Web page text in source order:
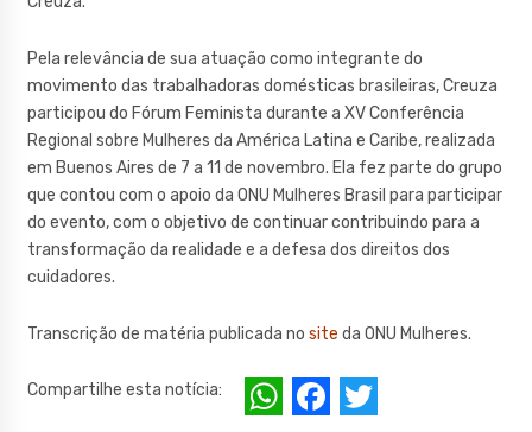
Pela relevância de sua atuação como integrante do
movimento das trabalhadoras domésticas brasileiras, Creuza
participou do Fórum Feminista durante a XV Conferência
Regional sobre Mulheres da América Latina e Caribe, realizada
em Buenos Aires de 7 a 11 de novembro. Ela fez parte do grupo
que contou com o apoio da ONU Mulheres Brasil para participar
do evento, com o objetivo de continuar contribuindo para a
transformação da realidade e a defesa dos direitos dos
cuidadores.
Transcrição de matéria publicada no site da ONU Mulheres.
Compartilhe esta notícia:
W
F